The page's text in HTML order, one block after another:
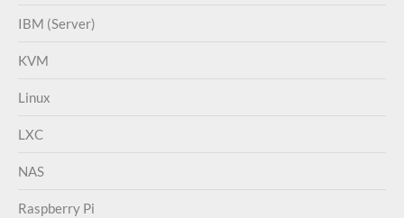
IBM (Server)
KVM
Linux
LXC
NAS
Raspberry Pi